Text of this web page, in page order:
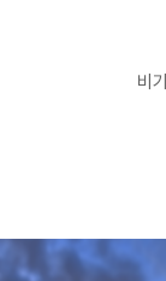
비